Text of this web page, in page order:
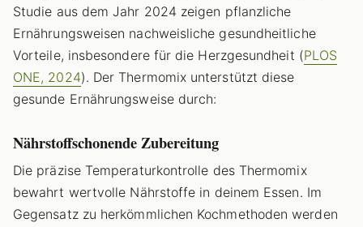
Studie aus dem Jahr 2024 zeigen pflanzliche
Ernährungsweisen nachweisliche gesundheitliche
Vorteile, insbesondere für die Herzgesundheit (PLOS
ONE, 2024). Der Thermomix unterstützt diese
gesunde Ernährungsweise durch:
Nährstoffschonende Zubereitung
Die präzise Temperaturkontrolle des Thermomix
bewahrt wertvolle Nährstoffe in deinem Essen. Im
Gegensatz zu herkömmlichen Kochmethoden werden